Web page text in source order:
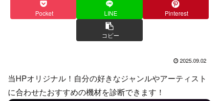
Pocket LINE Pinterest
コピー
2025.09.02
当HPオリジナル！自分の好きなジャンルやアーティスト
に合わせたおすすめの機材を診断できます！